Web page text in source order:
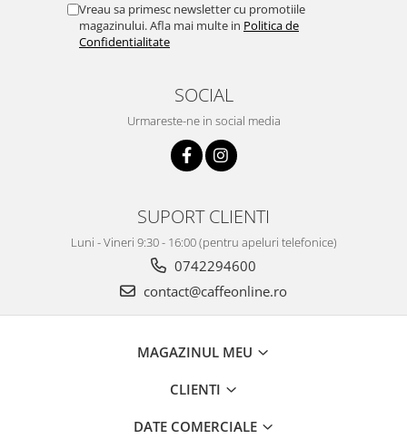
Vreau sa primesc newsletter cu promotiile
magazinului. Afla mai multe in Politica de
Confidentialitate
SOCIAL
Urmareste-ne in social media
SUPORT CLIENTI
Luni - Vineri 9:30 - 16:00 (pentru apeluri telefonice)
0742294600
contact@caffeonline.ro
MAGAZINUL MEU
CLIENTI
DATE COMERCIALE